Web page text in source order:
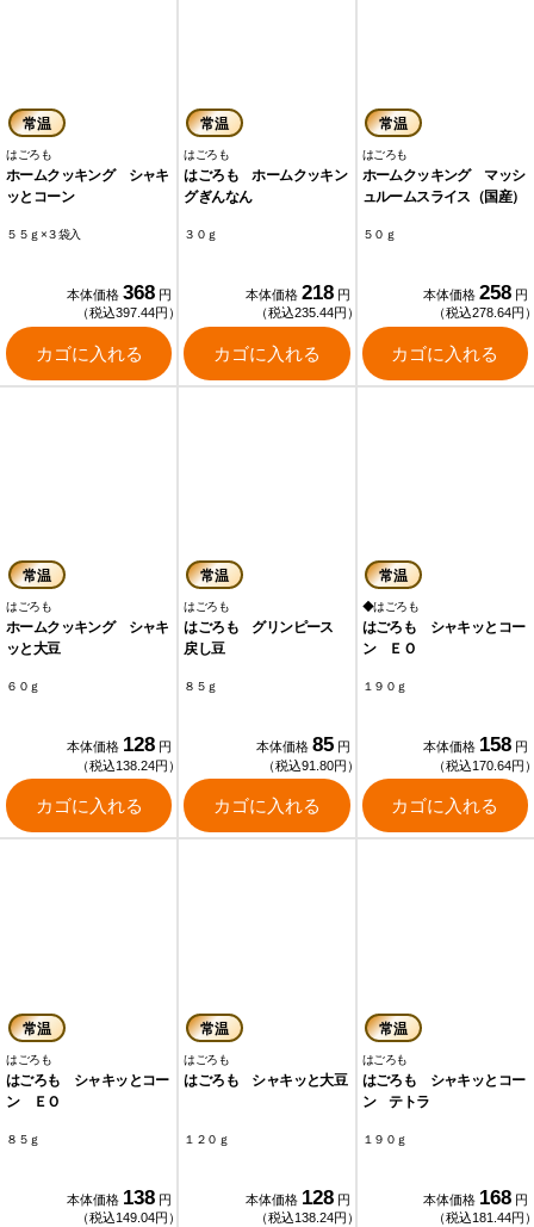
常温
はごろも
ホームクッキング シャキ
ッとコーン
５５ｇ×３袋入
本体価格 368 円
（税込397.44円）
カゴに入れる
常温
はごろも
はごろも ホームクッキン
グぎんなん
３０ｇ
本体価格 218 円
（税込235.44円）
カゴに入れる
常温
はごろも
ホームクッキング マッシ
ュルームスライス（国産）
５０ｇ
本体価格 258 円
（税込278.64円
カゴに入れる
常温
はごろも
ホームクッキング シャキ
ッと大豆
６０ｇ
本体価格 128 円
（税込138.24円）
カゴに入れる
常温
はごろも
はごろも グリンピース
戻し豆
８５ｇ
本体価格 85 円
（税込91.80円）
カゴに入れる
常温
◆はごろも
はごろも シャキッとコー
ン ＥＯ
１９０ｇ
本体価格 158 円
（税込170.64円
カゴに入れる
常温
はごろも
はごろも シャキッとコー
ン ＥＯ
８５ｇ
本体価格 138 円
（税込149.04円）
常温
はごろも
はごろも シャキッと大豆
１２０ｇ
本体価格 128 円
（税込138.24円）
常温
はごろも
はごろも シャキッとコー
ン テトラ
１９０ｇ
本体価格 168 円
（税込181.44円